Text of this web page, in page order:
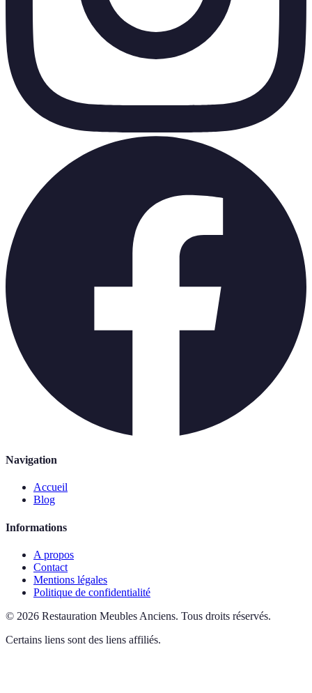
Navigation
Accueil
Blog
Informations
A propos
Contact
Mentions légales
Politique de confidentialité
© 2026 Restauration Meubles Anciens. Tous droits réservés.
Certains liens sont des liens affiliés.